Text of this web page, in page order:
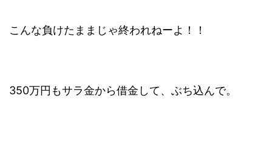
こんな負けたままじゃ終われねーよ！！
350万円もサラ金から借金して、ぶち込んで。